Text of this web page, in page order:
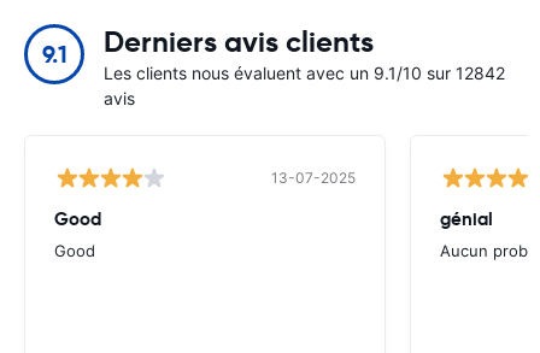
9.1 Derniers avis clients
Les clients nous évaluent avec un 9.1/10 sur 12842
avis
13-07-2025
Good
Good
génial
Aucun